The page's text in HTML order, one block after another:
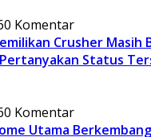
0 Komentar
Crusher Masih
Status
0 Komentar
Utama